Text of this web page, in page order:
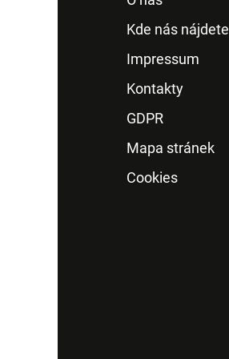
Kde nás nájdete
Impressum
Kontakty
GDPR
Mapa stránek
Cookies